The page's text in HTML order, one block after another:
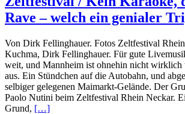
Rave – welch ein genialer
Von Dirk Fellinghauer. Fotos Zeltfestival
Kuchma, Dirk Fellinghauer. Für gute
weit, und Mannheim ist ohnehin nicht wirklich
aus. Ein Stündchen auf die Autobahn, und
selbiger gelegenen Maimarkt-Gelände. Der
Paolo Nutini beim Zeltfestival Rhein Neckar.
Grund, […]